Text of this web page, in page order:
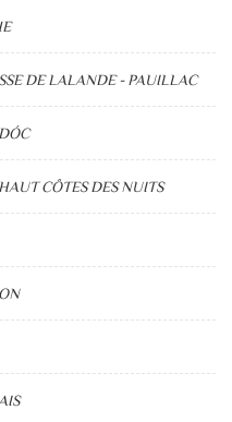
DE LALANDE - PAUILLAC
CÔTES DES NUITS